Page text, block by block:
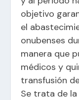
objetivo
el
onubenses
manera que
médicos y
transfusión
Se trata de